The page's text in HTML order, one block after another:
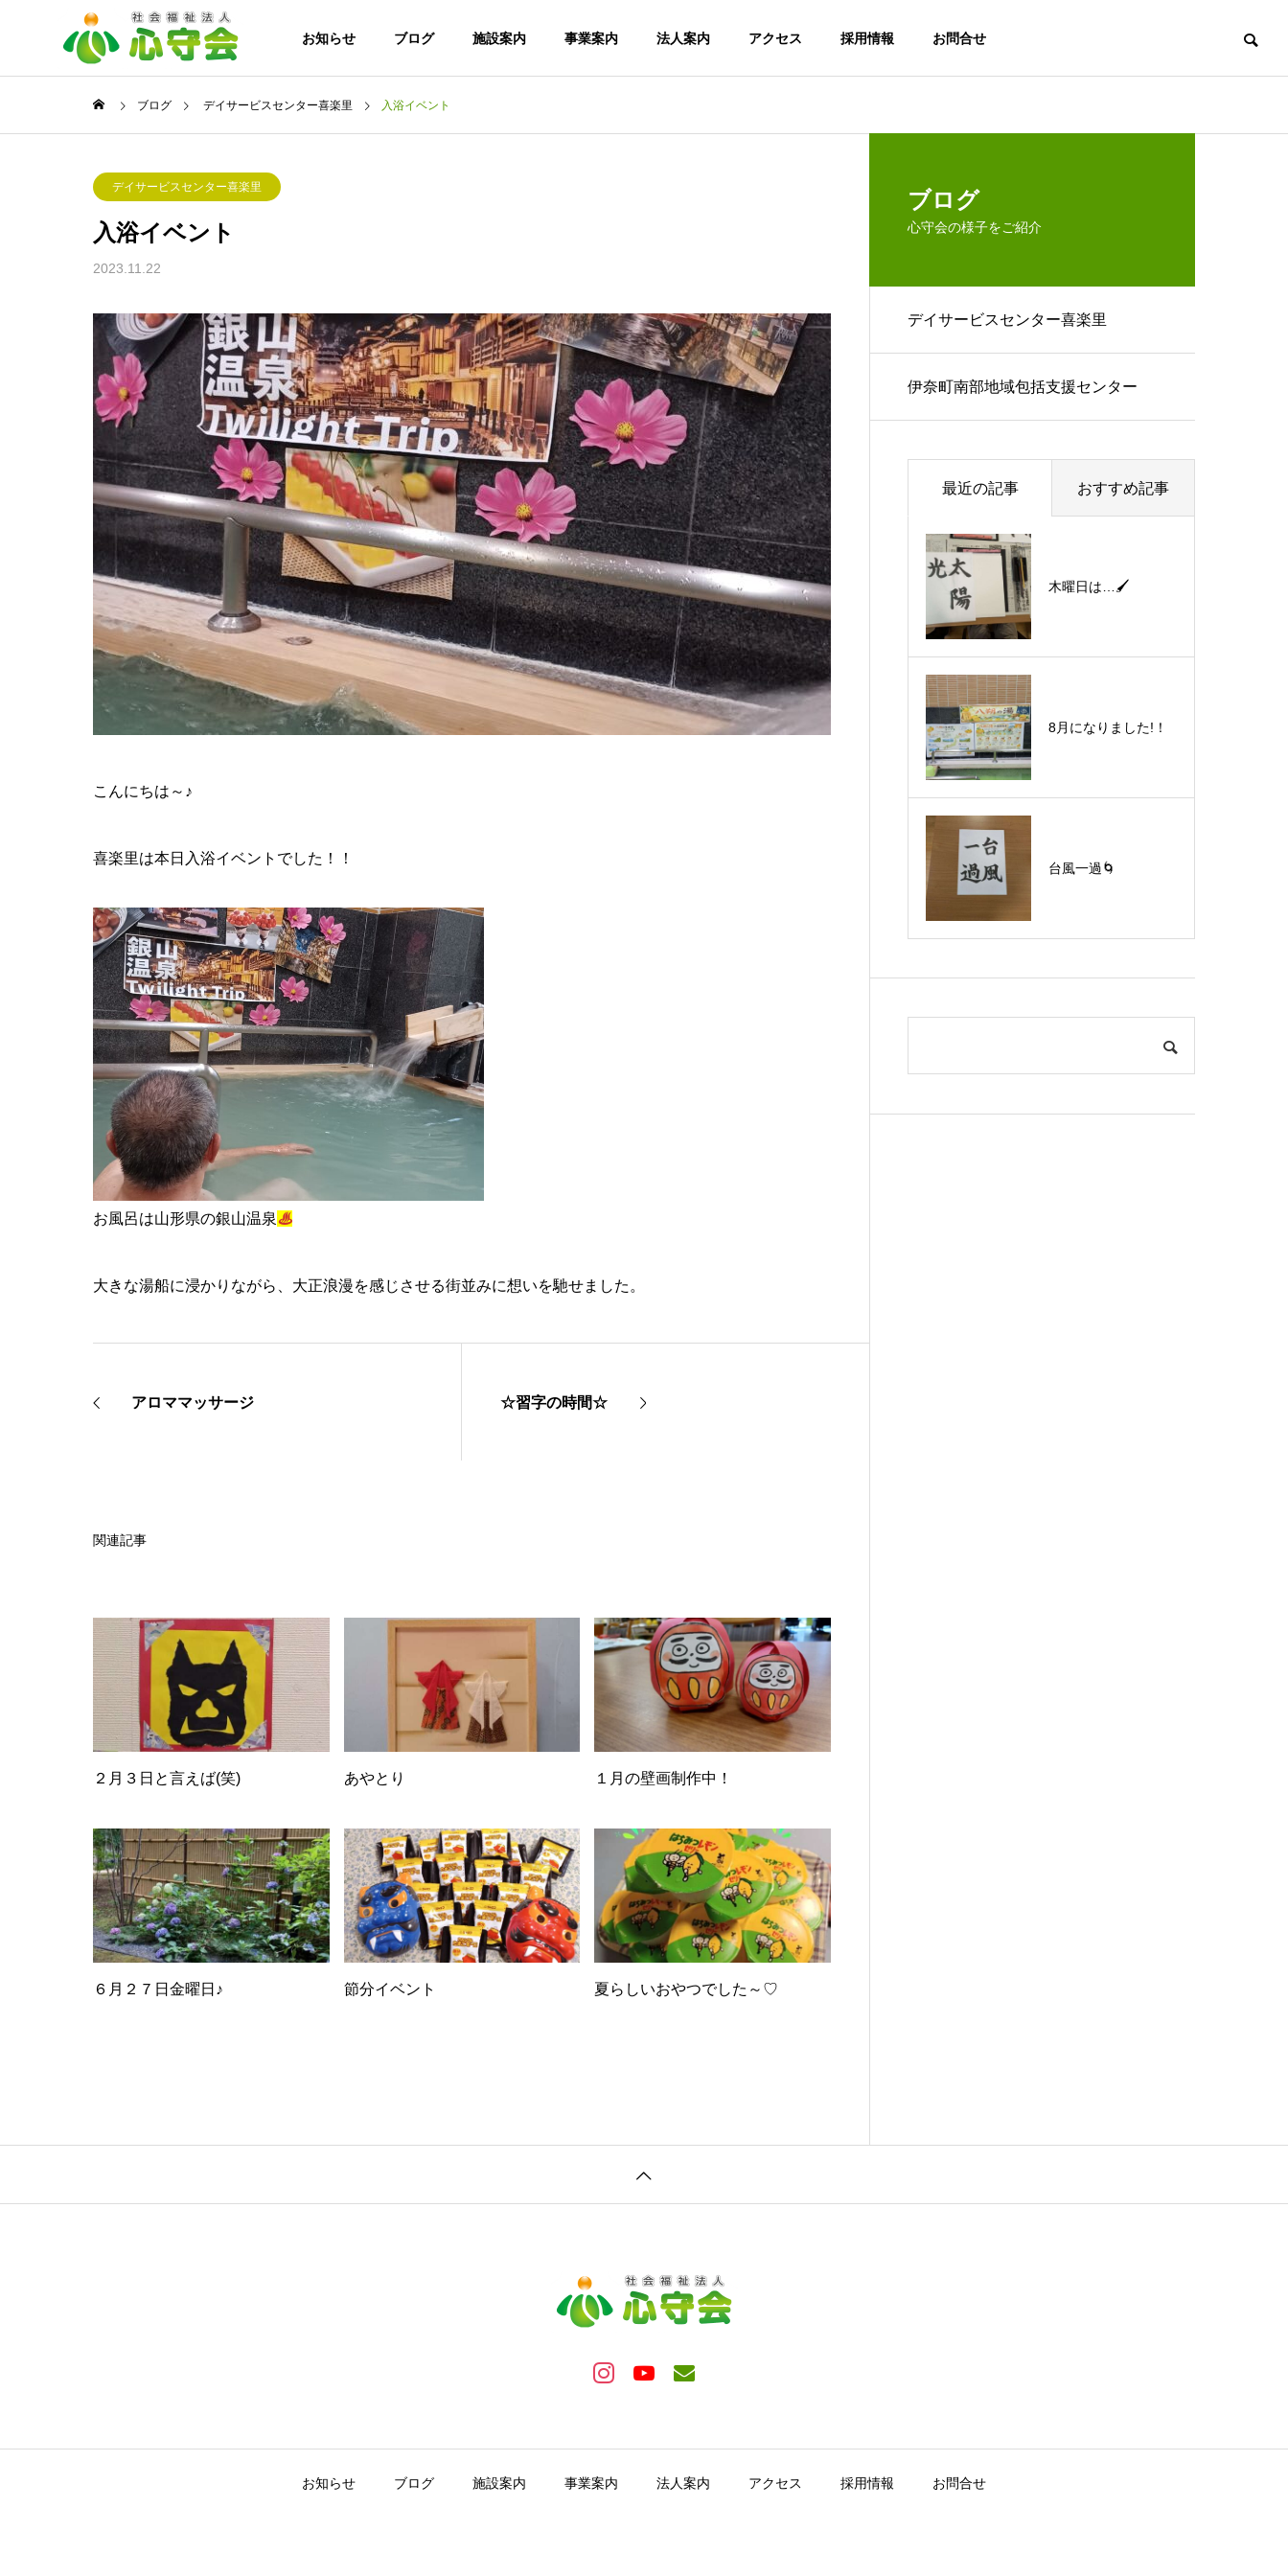
お知らせ ブログ 施設案内 事業案内 法人案内 アクセス 採用情報 お問合せ
8月になりました!！ 台風一過🌀 暑さの中休み☔
事業案内
特別養護老人
ホーム ここ
ろの杜
こころの杜・
ショートステ
イ
デイサービス
センター 喜
楽里
事業所 ここ
域包括支援セ
法人案内
法人概要
協力施設・関連施設 情報公開
ブログ デイサービスセンター喜楽里 入浴イベント
デイサービスセンター喜楽里
入浴イベント
2023.11.22
こんにちは～♪
喜楽里は本日入浴イベントでした！！
お風呂は山形県の銀山温泉♨
大きな湯船に浸かりながら、大正浪漫を感じさせる街並みに想いを馳せました。
アロママッサージ ☆習字の時間☆
関連記事
２月３日と言えば(笑) あやとり １月の壁画制作中！
６月２７日金曜日♪ 節分イベント 夏らしいおやつでした～♡
ブログ
心守会の様子をご紹介
デイサービスセンター喜楽里
伊奈町南部地域包括支援センター
最近の記事 おすすめ記事
木曜日は…🖌
8月になりました!！
台風一過🌀
お知らせ ブログ 施設案内 事業案内 法人案内 アクセス 採用情報 お問合せ